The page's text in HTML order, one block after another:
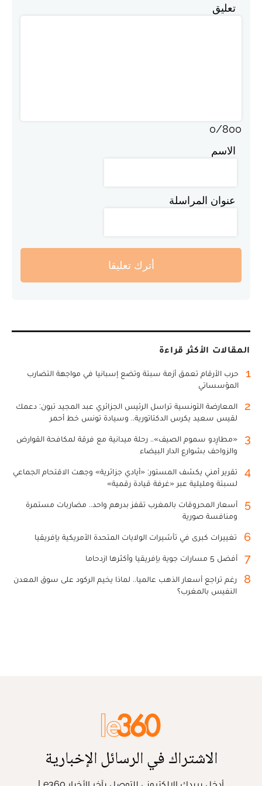
تعليق
0/800
الاسم
عنوان المراسلة
أترك تعليقا
المقالات الأكثر قراءة
1
حرب الأرقام تعمق أزمة سبتة وتضع إسبانيا في مواجهة التضارب
المؤسساتي
2
المعارضة التونسية تراسل الرئيس الجزائري عبد المجيد تبون: دعمك
لقيس سعيد يكرس الدكتاتورية.. وسيادة تونس خط أحمر
3
«مطارِدو سموم الصيف».. رحلة ميدانية مع فرقة لمكافحة القوارض
والزواحف بشوارع الدار البيضاء
4
تقرير أمني يكشف المستور: «أيادي جزائرية» وجهت الاقتحام الجماعي
لسبتة ومليلية عبر «غرفة قيادة رقمية»
5
أسعار المحروقات بالمغرب تقفز بدرهم واحد.. مضاربات مستمرة
ومنافسة صورية
6 تغييرات كبرى في تأشيرات الولايات المتحدة الأمريكية بإفريقيا
7 أفضل 5 مسارات جوية بإفريقيا وأكثرها ازدحاما
8
رغم تراجع أسعار الذهب عالميا.. لماذا يخيم الركود على سوق المعدن
النفيس بالمغرب؟
الاشتراك في الرسائل الإخبارية